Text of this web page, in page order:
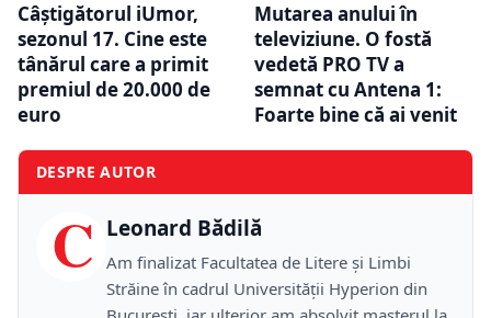
Câștigătorul iUmor,
sezonul 17. Cine este
tânărul care a primit
premiul de 20.000 de
euro
Mutarea anului în
televiziune. O fostă
vedetă PRO TV a
semnat cu Antena 1:
Foarte bine că ai venit
DESPRE AUTOR
C Leonard Bădilă
Am finalizat Facultatea de Litere și Limbi
Străine în cadrul Universității Hyperion din